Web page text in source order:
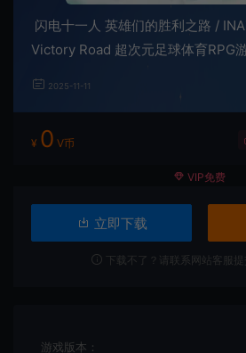
闪电十一人 英雄们的胜利之路 /
Victory Road 超次元足球体育RPG
2025-11-11
¥ 0 V币
VIP免费
立即下载
下载不了？请联系网站客服提
游戏版本：